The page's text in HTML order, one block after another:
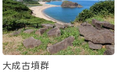
大成古墳群